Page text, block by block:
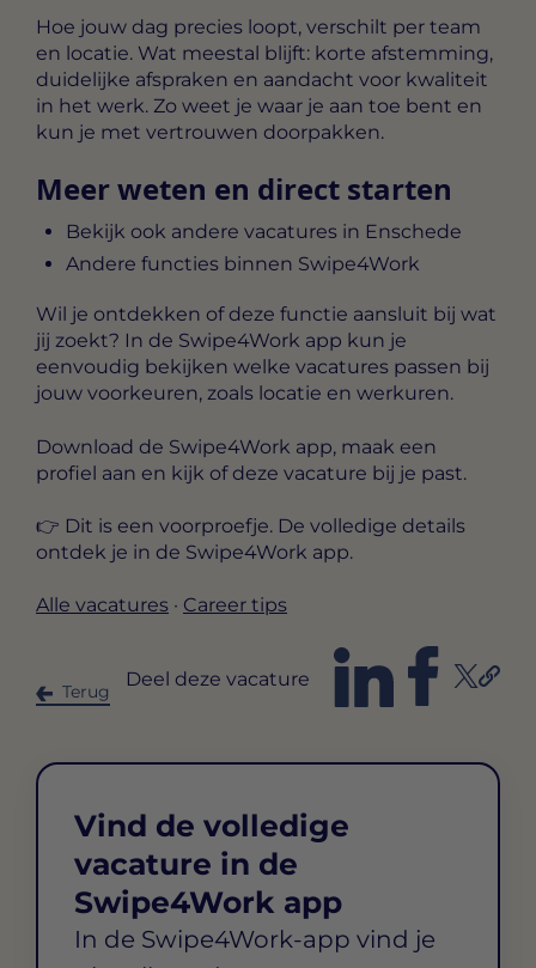
Hoe jouw dag precies loopt, verschilt per team
en locatie. Wat meestal blijft: korte afstemming,
duidelijke afspraken en aandacht voor kwaliteit
in het werk. Zo weet je waar je aan toe bent en
kun je met vertrouwen doorpakken.
Meer weten en direct starten
Bekijk ook andere vacatures in Enschede
Andere functies binnen Swipe4Work
Wil je ontdekken of deze functie aansluit bij wat
jij zoekt? In de Swipe4Work app kun je
eenvoudig bekijken welke vacatures passen bij
jouw voorkeuren, zoals locatie en werkuren.
Download de Swipe4Work app, maak een
profiel aan en kijk of deze vacature bij je past.
👉 Dit is een voorproefje. De volledige details
ontdek je in de Swipe4Work app.
Alle vacatures · Career tips
Terug
Deel deze vacature
Vind de volledige
vacature in de
Swipe4Work app
In de Swipe4Work-app vind je